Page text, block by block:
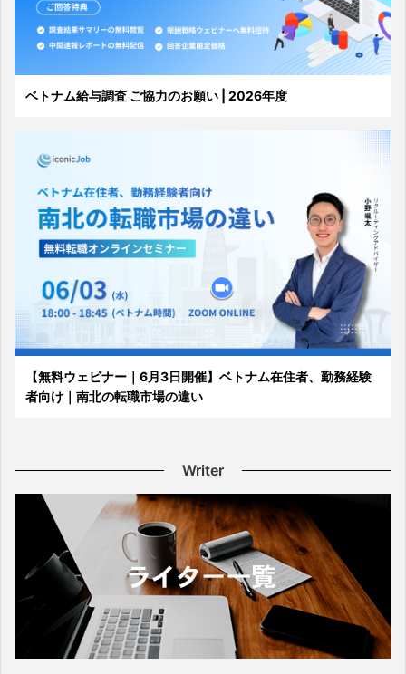
ベトナム給与調査 ご協力のお願い | 2026年度
【無料ウェビナー｜6月3日開催】ベトナム在住者、勤務経験
者向け｜南北の転職市場の違い
Writer